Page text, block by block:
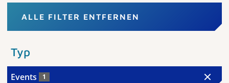
ALLE FILTER ENTFERNEN
Typ
Events 1